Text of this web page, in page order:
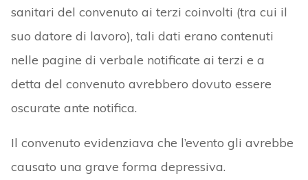
sanitari del convenuto ai terzi coinvolti (tra cui il
suo datore di lavoro), tali dati erano contenuti
nelle pagine di verbale notificate ai terzi e a
detta del convenuto avrebbero dovuto essere
oscurate ante notifica.
Il convenuto evidenziava che l’evento gli avrebbe
causato una grave forma depressiva.